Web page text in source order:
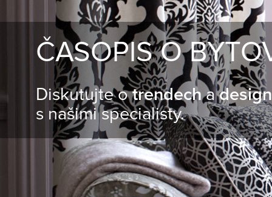
ČASOPIS O
Diskutujte otrendecha
s našimi specialisty.